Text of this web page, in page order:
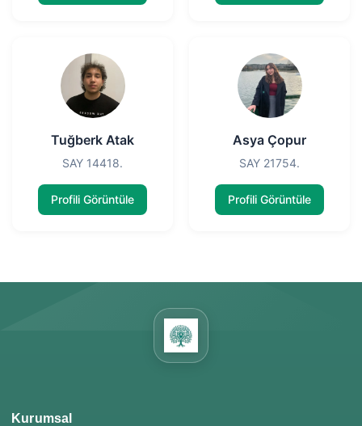
Tuğberk Atak
SAY 14418.
Profili Görüntüle
Asya Çopur
SAY 21754.
Profili Görüntüle
Kurumsal